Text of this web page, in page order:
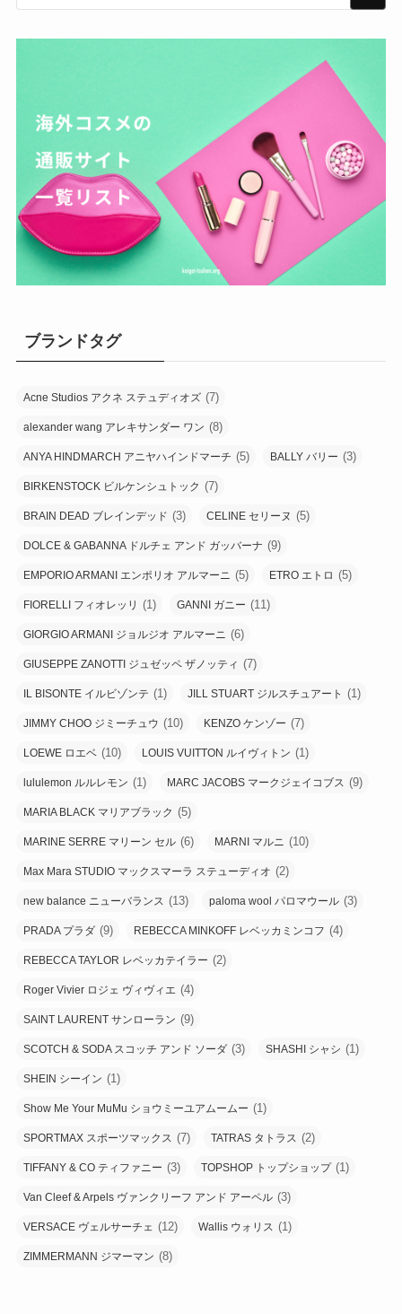
ブランドタグ
Acne Studios アクネ ステュディオズ (7)
alexander wang アレキサンダー ワン (8)
ANYA HINDMARCH アニヤハインドマーチ (5) BALLY バリー (3)
BIRKENSTOCK ビルケンシュトック (7)
BRAIN DEAD ブレインデッド (3) CELINE セリーヌ (5)
DOLCE & GABANNA ドルチェ アンド ガッバーナ (9)
EMPORIO ARMANI エンポリオ アルマーニ (5) ETRO エトロ (5)
FIORELLI フィオレッリ (1) GANNI ガニー (11)
GIORGIO ARMANI ジョルジオ アルマーニ (6)
GIUSEPPE ZANOTTI ジュゼッペ ザノッティ (7)
IL BISONTE イルビゾンテ (1) JILL STUART ジルスチュアート (1)
JIMMY CHOO ジミーチュウ (10) KENZO ケンゾー (7)
LOEWE ロエベ (10) LOUIS VUITTON ルイヴィトン (1)
lululemon ルルレモン (1) MARC JACOBS マークジェイコブス (9)
MARIA BLACK マリアブラック (5)
MARINE SERRE マリーン セル (6) MARNI マルニ (10)
Max Mara STUDIO マックスマーラ ステューディオ (2)
new balance ニューバランス (13) paloma wool パロマウール (3)
PRADA プラダ (9) REBECCA MINKOFF レベッカミンコフ (4)
REBECCA TAYLOR レベッカテイラー (2)
Roger Vivier ロジェ ヴィヴィエ (4)
SAINT LAURENT サンローラン (9)
SCOTCH & SODA スコッチ アンド ソーダ (3) SHASHI シャシ (1)
SHEIN シーイン (1)
Show Me Your MuMu ショウミーユアムームー (1)
SPORTMAX スポーツマックス (7) TATRAS タトラス (2)
TIFFANY & CO ティファニー (3) TOPSHOP トップショップ(1)
Van Cleef & Arpels ヴァンクリーフ アンド アーペル (3)
VERSACE ヴェルサーチェ (12) Wallis ウォリス (1)
ZIMMERMANN ジマーマン (8)